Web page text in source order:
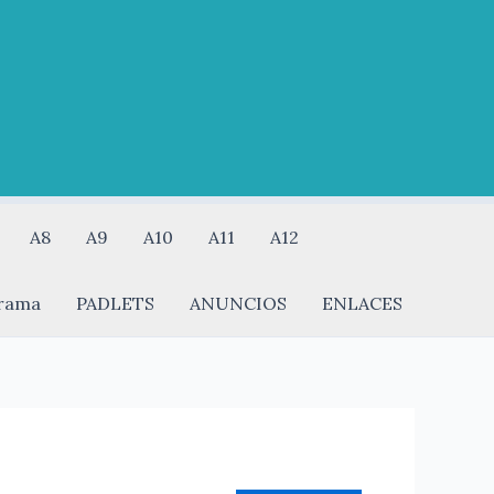
A8 A9 A10 A11 A12
PADLETS ANUNCIOS ENLACES